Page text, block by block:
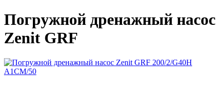
Погружной дренажный насос
Zenit GRF